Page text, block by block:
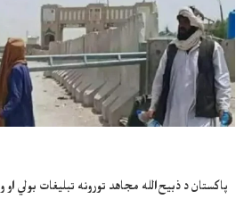
پاکستان د ذبيح‌الله مجاهد تورونه تبليغات بولي